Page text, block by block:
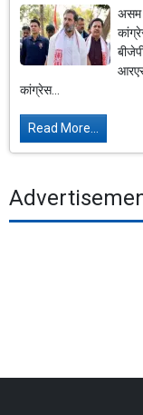
असम
कांग्रेस...
Read More...